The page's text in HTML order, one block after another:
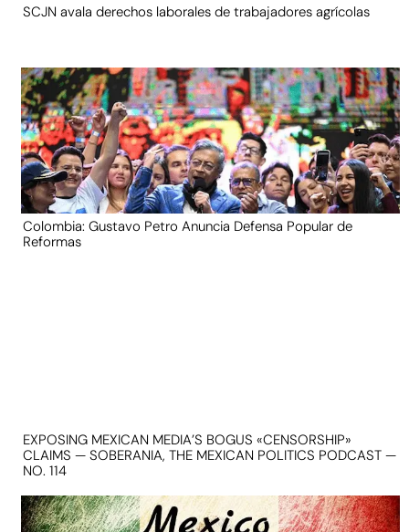
SCJN avala derechos laborales de trabajadores agrícolas
Colombia: Gustavo Petro Anuncia Defensa Popular de
Reformas
EXPOSING MEXICAN MEDIA’S BOGUS «CENSORSHIP»
CLAIMS — SOBERANIA, THE MEXICAN POLITICS PODCAST —
NO. 114